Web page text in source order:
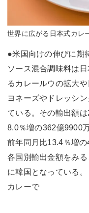
世界に広がる日本式カレ
●米国向けの伸びに期
ソース混合調味料は
るカレールウの拡大
ヨネーズやドレッシ
ている。その輸出額
8.0％増の362億9900
前年同月比13.4％増
各国別輸出金額をみ
に韓国となっている。
カレーで